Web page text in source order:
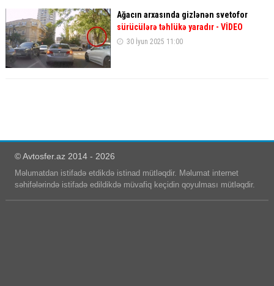
Ağacın arxasında gizlənən svetofor
sürücülərə təhlükə yaradır - VİDEO
30 İyun 2025 11:00
© Avtosfer.az 2014 - 2026
Məlumatdan istifadə etdikdə istinad mütləqdir. Məlumat internet
səhifələrində istifadə edildikdə müvafiq keçidin qoyulması mütləqdir.